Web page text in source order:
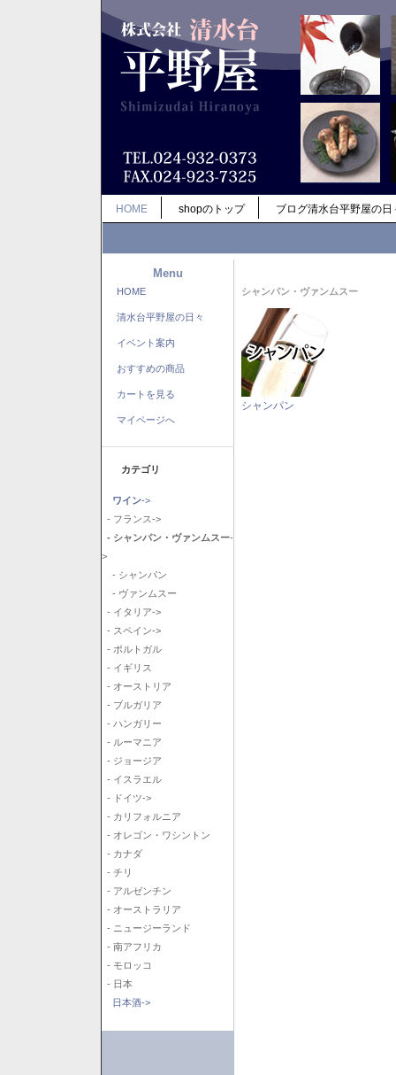
HOME shopのトップ ブログ清水台平野屋の日
Menu
HOME
清水台平野屋の日々
イベント案内
おすすめの商品
カートを見る
マイページへ
カテゴリ
ワイン->
- フランス->
- シャンパン・ヴァンムスー-
>
- シャンパン
- ヴァンムスー
- イタリア->
- スペイン->
- ポルトガル
- イギリス
- オーストリア
- ブルガリア
- ハンガリー
- ルーマニア
- ジョージア
- イスラエル
- ドイツ->
- カリフォルニア
- オレゴン・ワシントン
- カナダ
- チリ
- アルゼンチン
- オーストラリア
- ニュージーランド
- 南アフリカ
- モロッコ
- 日本
日本酒->
シャンパン・ヴァンムスー
シャンパン